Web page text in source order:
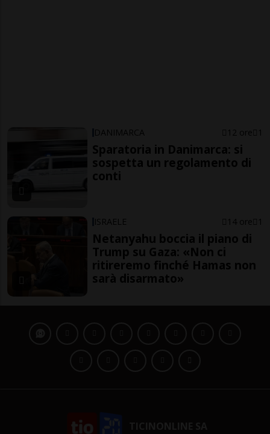
DANIMARCA 12 ore 1
Sparatoria in Danimarca: si
sospetta un regolamento di
conti
ISRAELE 14 ore 1
Netanyahu boccia il piano di
Trump su Gaza: «Non ci
ritireremo finché Hamas non
sarà disarmato»